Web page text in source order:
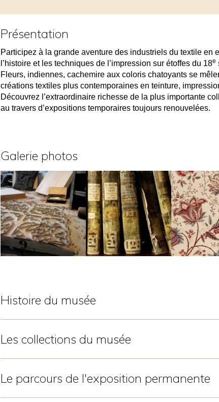
Présentation
Participez à la grande aventure des industriels du textile en
l’histoire et les techniques de l’impression sur étoffes du 18e
Fleurs, indiennes, cachemire aux coloris chatoyants se
créations textiles plus contemporaines en teinture,
Découvrez l’extraordinaire richesse de la plus importante
au travers d’expositions temporaires toujours renouvelées.
Galerie photos
Histoire du musée
Les collections du musée
Le parcours de l'exposition permanente